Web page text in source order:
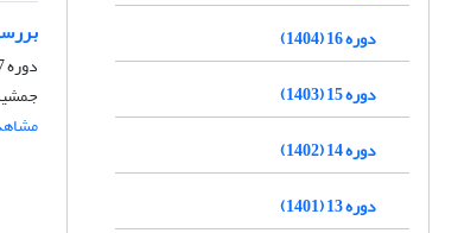
دوره 7، شماره 3، پاییز 1395، صفحه
دوره 16 (1404)
دوره 15 (1403)
دوره 14 (1402)
دوره 13 (1401)